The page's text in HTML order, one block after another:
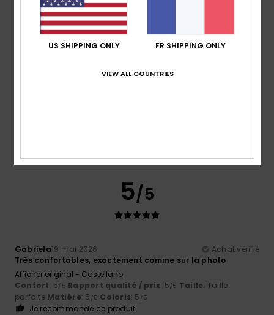
Je recommande ce produit
5
5/5
Gabriela19 mai 2026
Achat vérifié
Très confortables, exactement comme sur la photo
Afficher original - Castellano
Confort: 5/5 Rapport qualité / prix: 5/5 Taille: Taille
parfaite Matière: 5 /5 Coloris: 5 /5
Je recommande ce produit
US SHIPPING ONLY FR SHIPPING ONLY
VIEW ALL COUNTRIES